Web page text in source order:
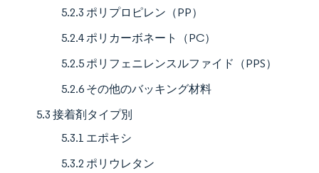
5.2.3 ポリプロピレン（PP）
5.2.4 ポリカーボネート（PC）
5.2.5 ポリフェニレンスルファイド（PPS）
5.2.6 その他のバッキング材料
5.3 接着剤タイプ別
5.3.1 エポキシ
5.3.2 ポリウレタン